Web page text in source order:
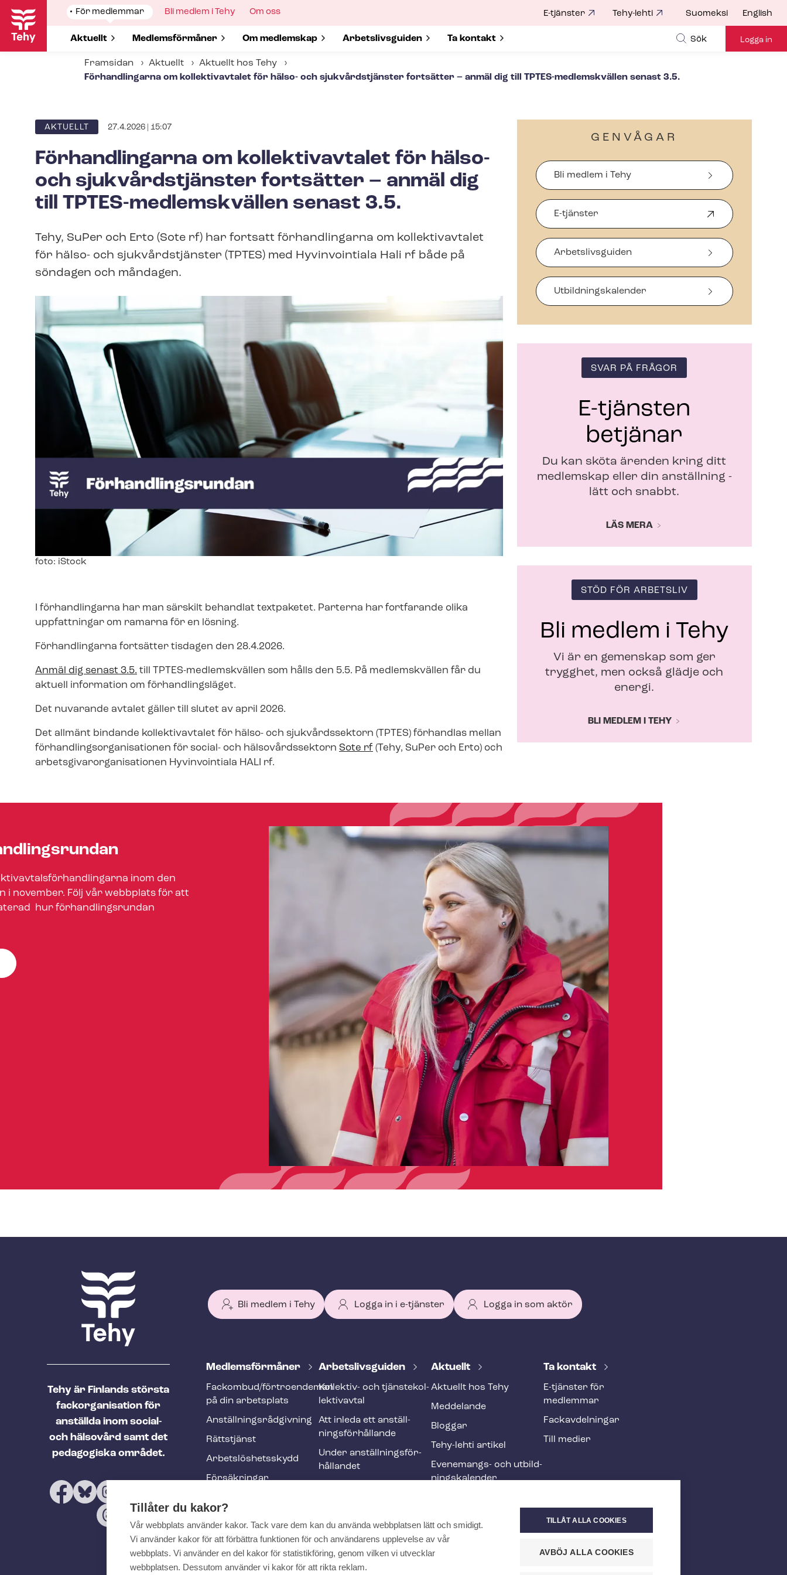
Hoppa
huvudinnehåll
Show
submenu
for
För medlemmar
Show submenu for
Aktuellt Show submenu for
Med­lems­för­må­ner Show submenu for
Om medlemskap Show submenu for
Ar­bets­livs­gui­den Show submenu for
Ta kontakt
Show
for
Bli medlem i Tehy
Show
Om oss E-tjänster Tehy-lehti Suomeksi English
Sök Logga in
Framsidan Aktuellt
Aktuellt hos Tehy
Förhandlingarna om kollektivavtalet för hälso- och sjukvårdstjänster fortsätter – anmäl dig till TPTES-​medlemskvällen senast 3.5.
ARTICLE
AKTUELLT 27.4.2026 | 15:07
Förhandlingarna om kollektivavtalet för hälso-
och sjukvårdstjänster fortsätter – anmäl dig
till TPTES-​medlemskvällen senast 3.5.
Tehy, SuPer och Erto (Sote rf) har fortsatt förhandlingarna om kollektivavtalet
för hälso- och sjukvårdstjänster (TPTES) med Hyvinvointiala Hali rf både på
söndagen och måndagen.
Image
foto: iStock
I förhandlingarna har man särskilt behandlat textpaketet. Parterna har fortfarande olika
uppfattningar om ramarna för en lösning.
Förhandlingarna fortsätter tisdagen den 28.4.2026.
Anmäl dig senast 3.5. till TPTES-​medlemskvällen som hålls den 5.5. På medlemskvällen får du
aktuell information om förhandlingsläget.
Det nuvarande avtalet gäller till slutet av april 2026.
Det allmänt bindande kollektivavtalet för hälso- och sjukvårdssektorn (TPTES) förhandlas mellan
för­hand­lings­or­ga­ni­sa­tio­nen för social- och hälsovårdssektorn Sote rf (Tehy, SuPer och Erto) och
ar­bets­gi­var­or­ga­ni­sa­tio­nen Hyvinvointiala HALI rf.
inom den
i november. Följ vår webbplats för att
hur för­hand­lings­run­dan
GENVÅGAR
Bli medlem i Tehy
E-tjänster
Ö
p
n
a
s
i
t
Arbetslivsguiden
Ut­bild­nings­ka­len­der
SVAR PÅ FRÅGOR
E-tjänsten
betjänar
Du kan sköta ärenden kring ditt
medlemskap eller din anställning -
lätt och snabbt.
LÄS MERA
STÖD FÖR ARBETSLIV
Bli medlem i Tehy
Vi är en gemenskap som ger
trygghet, men också glädje och
energi.
BLI MEDLEM I TEHY
Tehy är Finlands största
fackorganisation för
anställda inom social-
och hälsovård samt det
pedagogiska området.
Bli medlem i Tehy Logga in i e-tjänster Logga in som aktör
T
h
y
f
o
o
e
r
Med­lems­för­må­ner
Fackombud/förtroendeman
på din arbetsplats
An­ställ­nings­råd­giv­ning
Rättstjänst
Ar­bets­lös­hets­skydd
Försäkringar
evenemang
Tehy-​tidskriften
Ar­bets­livs­gui­den
Kollektiv- och tjäns­te­kol­
lek­tivav­tal
Att inleda ett an­ställ­
nings­för­hål­lan­de
Under an­ställ­nings­för­
hål­lan­det
Internationell
rekrytering inom social-
Aktuellt
Aktuellt hos Tehy
Meddelande
Bloggar
Tehy-lehti artikel
Evenemangs- och ut­bild­
nings­ka­len­der
Ta kontakt
E-tjänster för
medlemmar
Fackav­del­ning­ar
Till medier
Tillåter du kakor?
Vår webbplats använder kakor. Tack vare dem kan du använda webbplatsen lätt och smidigt.
Vi använder kakor för att förbättra funktionen för och användarens upplevelse av vår
webbplats. Vi använder en del kakor för statistikföring, genom vilken vi utvecklar
webbplatsen. Dessutom använder vi kakor för att rikta reklam.
TILLÅT ALLA COOKIES
AVBÖJ ALLA COOKIES